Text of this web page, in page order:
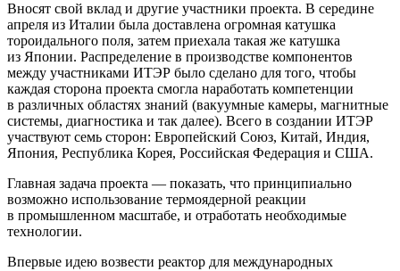
Вносят свой вклад и другие участники проекта. В середине
апреля из Италии была доставлена огромная катушка
тороидального поля, затем приехала такая же катушка
из Японии. Распределение в производстве компонентов
между участниками ИТЭР было сделано для того, чтобы
каждая сторона проекта смогла наработать компетенции
в различных областях знаний (вакуумные камеры, магнитные
системы, диагностика и так далее). Всего в создании ИТЭР
участвуют семь сторон: Европейский Союз, Китай, Индия,
Япония, Республика Корея, Российская Федерация и США.
Главная задача проекта — ​показать, что принципиально
возможно использование термоядерной реакции
в промышленном масштабе, и отработать необходимые
технологии.
Впервые идею возвести реактор для международных